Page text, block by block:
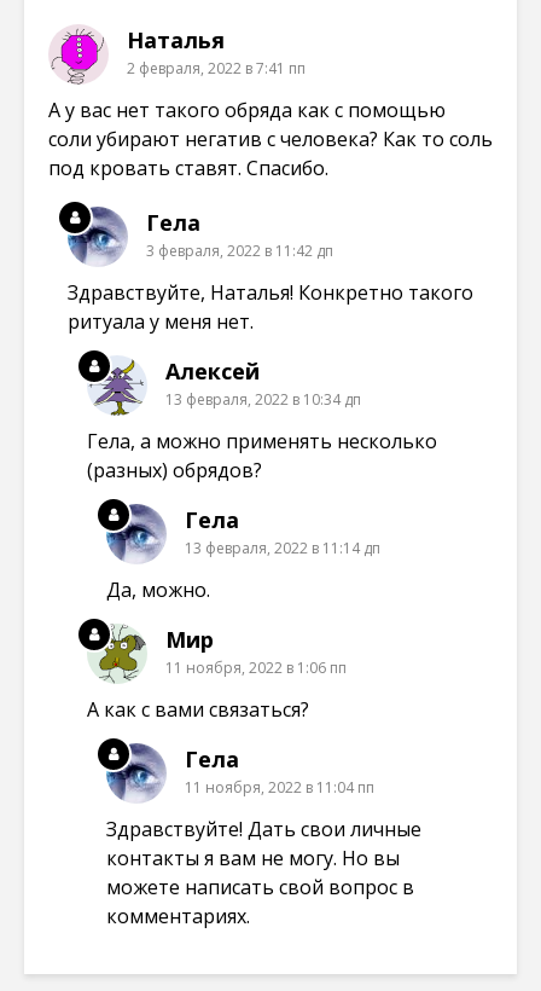
Наталья
2 февраля, 2022 в 7:41 пп
А у вас нет такого обряда как с помощью
соли убирают негатив с человека? Как то соль
под кровать ставят. Спасибо.
Гела
3 февраля, 2022 в 11:42 дп
Здравствуйте, Наталья! Конкретно такого
ритуала у меня нет.
Алексей
13 февраля, 2022 в 10:34 дп
Гела, а можно применять несколько
(разных) обрядов?
Гела
13 февраля, 2022 в 11:14 дп
Да, можно.
Мир
11 ноября, 2022 в 1:06 пп
А как с вами связаться?
Гела
11 ноября, 2022 в 11:04 пп
Здравствуйте! Дать свои личные
контакты я вам не могу. Но вы
можете написать свой вопрос в
комментариях.